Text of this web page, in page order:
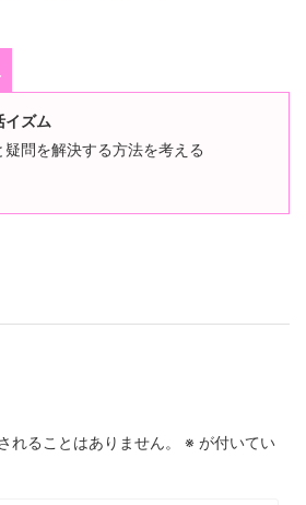
よく有料ラウンジをお金を払って使う
いう金額が想定としてあげられます。
だとして、それの９回で５万円分くらい
ラウンジを使いたい人にとっては、この
ますよ。おすすめです。
と連携できるのが、とても便利だとおも
ている証拠だと思いました。もちろ
ますので、そういう間違いをしないの
ンのカード付帯のサービスにも満足し
ん、空港でのサービスもありますし、日
、保障が手厚いのにも関わらずお得な
イズム
疑問を解決する方法を考える
れることはありません。 ※ が付いてい